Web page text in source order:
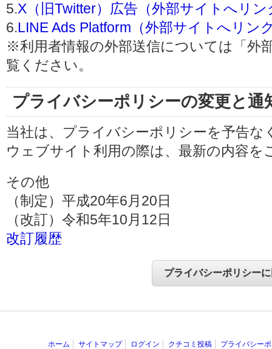
5.X（旧Twitter）広告（外部サイトへリン
6.LINE Ads Platform（外部サイトへリン
※利用者情報の外部送信については「外
覧ください。
プライバシーポリシーの変更と通
当社は、プライバシーポリシーを予告
ウェブサイト利用の際は、最新の内容を
その他
（制定）平成20年6月20日
（改訂）令和5年10月12日
改訂履歴
ホーム サイトマップ ログイン クチコミ投稿
プライバシー